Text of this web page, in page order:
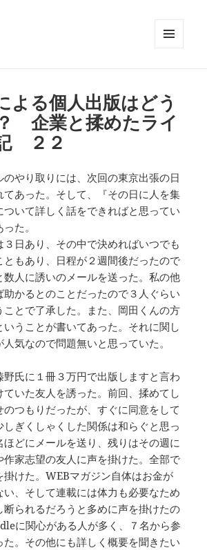
よる個人出版はどう
企業と揉めたライ
２２
のやり取りには、次回の東京出張の日
てあった。そして、『その日に人を集
いて詳しく話をできればと思ってい
た。
日あり、その中で決めればいつでも
ともあり、日程が２週間後だったので
数人に誘いのメールを送った。私の他
助かるとのことだったので３人ぐらい
ことで了承した。また、岡田くんの方
いうことが書いてあった。それに関し
気なので問題無いと思っていた。
野氏に１冊３万円で出版しますと言わ
いた友人を誘った。前回、揉めてし
のつもりだったが、すぐに同意をして
しぎくしゃくした関係は和らぐと思っ
ほどにメールを送り、残りはその週に
作家志望の友人に声を掛けた。全部で
掛けた。WEBマガジン自体はお金が
、そして連載には体力も必要なため
断られるだろうと多めに声を掛けたの
に関心がある人が多く、７名から参
た。その他にも詳しく概要を聞きたい